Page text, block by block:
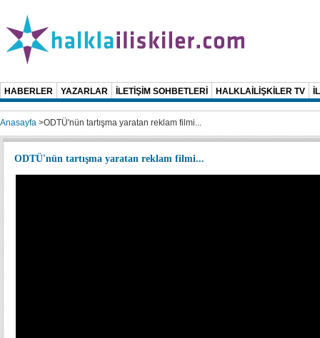
HABERLER YAZARLAR İLETİŞİM SOHBETLERİ HALKLAİLİŞKİLER TV
Anasayfa >ODTÜ'nün tartışma yaratan reklam filmi...
ODTÜ'nün tartışma yaratan reklam filmi...